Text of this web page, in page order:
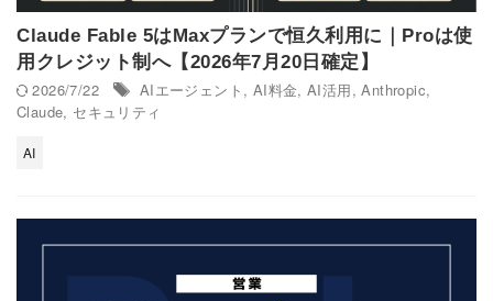
Claude Fable 5はMaxプランで恒久利用に｜Proは使
用クレジット制へ【2026年7月20日確定】
2026/7/22
AIエージェント , AI料金,AI活用,Anthropic,
Claude, セキュリティ
AI